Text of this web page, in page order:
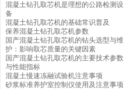
混凝土钻孔取芯机是理想的公路检测设
备
混凝土钻孔取芯机的基础常识普及
保养混凝土钻孔取芯机参数
国产混凝土钻孔取芯机的钻头选型与维
护：影响取芯质量的关键因素
国产混凝土钻孔取芯机的主要技术参数
与性能指标
混凝土慢速冻融试验机注意事项
砂浆标准养护室控制仪使用及注意事项